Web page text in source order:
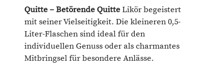
Quitte – Betörende QuitteLikör begeistert
mit seiner Vielseitigkeit. Die kleineren 0,5-
Liter-Flaschen sind ideal für den
individuellen Genuss oder als charmantes
Mitbringsel für besondere Anlässe.